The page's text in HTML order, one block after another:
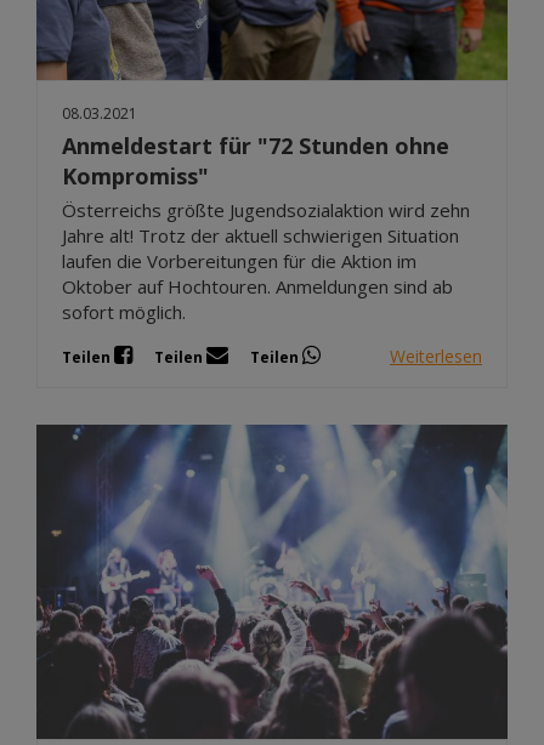
08.03.2021
Anmeldestart für "72 Stunden ohne
Kompromiss"
Österreichs größte Jugendsozialaktion wird zehn
Jahre alt! Trotz der aktuell schwierigen Situation
laufen die Vorbereitungen für die Aktion im
Oktober auf Hochtouren. Anmeldungen sind ab
sofort möglich.
Teilen Teilen Teilen Weiterlesen